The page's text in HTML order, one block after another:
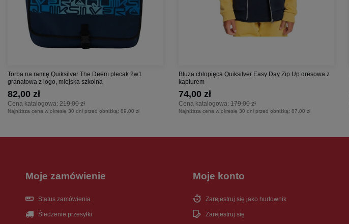
Torba na ramię Quiksilver The Deem plecak 2w1
granatowa z logo, miejska szkolna
Cena katalogowa: 219,00 zł
82,00 zł
Najniższa cena w okresie 30 dni przed obniżką: 89,00 zł
Bluza chłopięca Quiksilver Easy Day Zip Up dresowa z
kapturem
Cena katalogowa: 179,00 zł
74,00 zł
Najniższa cena w okresie 30 dni przed obniżką: 87,00 zł
Moje zamówienie
Status zamówienia
Śledzenie przesyłki
Moje konto
Zarejestruj się jako hurtownik
Zarejestruj się